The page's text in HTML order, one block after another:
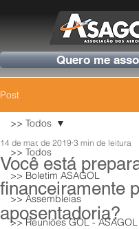
Quero me
Post
>> Todos
>> Boletim ASAGOL
>> Assembleias
>> Reuniões GOL - ASAGOL
>> Todos
Você está
financeiramente
aposentadoria?
14 de mar. de 2019 3 min de leitura